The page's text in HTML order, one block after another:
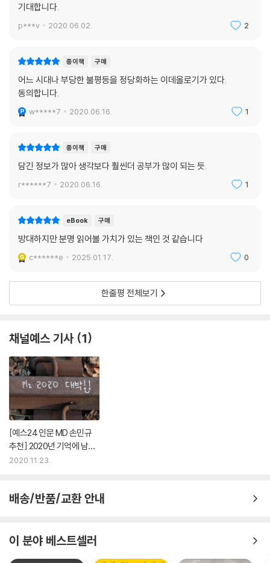
불평등으로 심화되는 소득 불평등 등 모든 것이 20세기 중반에 상대적 평
등을 실현했던 계급정치의 실종으로 귀결되었음을 보여준다. 과거 노동자
어가고, 전통적인 상위 자산 보유자들의 정당인 보수 정당들이 사회토착주
상임을 증명하는 장들은 이 책의 백미다.
‘브라만 좌파’는 학력·지식·인적자본의 축적을 지향한다. ‘상인 우파’는 무
겪을 수도 있다. ‘브라만 좌파’는 예컨대 고등학교, 그랑제콜, 그들이 애착
금을 선호할 수 있다. 하지만 두 진영 모두 현행 경제체계와, 경제·금융 엘
리트에게만큼이나 지식인 엘리트에게도 사실상 매우 큰 이득이 되는 현재
우파’는 사실상 통치 정당성의 두 형태를 구현한다. 이 다중엘리트체계는,
심층적인 논리로의 일종의 회귀를 나타낸다. 다만 차이는 전사 엘리트가
(재화와 안전이 이제는 중앙집권국가에 의해 보장된다는 사실로 인해) 상
집권하거나 또는 차라리 상이한 엘리트들을 결집시키는 연합의 틀로 함께
통치할 수도 있다. _본문 831~832쪽
정의로운 소유와 영구적인 부의 재분배를 위하여: 사회연방주의와 보편적
자본지원
부의 대물림과 초집중을 해소할 방안은 무엇일까. 이 책 4부의 마지막 17
장은 이러한 물음에 대한 피케티의 답과 그가 제창하는 참여사회주의의 실
현에 관한 일종의 사고실험을 담고 있다. 열린 토론을 전제하며 피케티가
제시하는 몇 가지 중 핵심적인 안은 ‘사회적 일시소유’와 사회연방주의다.
사회적 일시소유는 재산세나 토지세 같은 사적소유에 부과되는 모든 세금
을 누진소유세로 통합하여 개별적인 부의 대물림을 막고 사회적 상속을 실
현하기 위해 ‘사회적 관계로서의 사적소유’ 개념을 전면화하자는 방안이
억 6000만 원)를 25세가 되는 청년에게 지급될 자본의 재원으로 예시된
다.
누진소유세가 구현하는 일시소유 개념은, 이미 20세기에 실험된 누진상
속세와 누진소득세에 내포된 일시소유 형태와 연장선에 있다. 일반적으로
기대합니다.
p***v 2020.06.02. 2
종이책 구매
어느 시대나 부당한 불평등을 정당화하는 이데올로기가 있다.
동의합니다.
w*****7 2020.06.16. 1
종이책 구매
담긴 정보가 많아 생각보다 훨씬더 공부가 많이 되는 듯.
r******7 2020.06.16. 1
eBook 구매
방대하지만 분명 읽어볼 가치가 있는 책인 것 같습니다
c******e 2025.01.17. 0
한줄평 전체보기
채널예스 기사 1
[예스24 인문 MD 손민규
추천] 2020년 기억에 남는
인문 교양 4권
2020.11.23.
배송/반품/교환 안내
이 분야 베스트셀러